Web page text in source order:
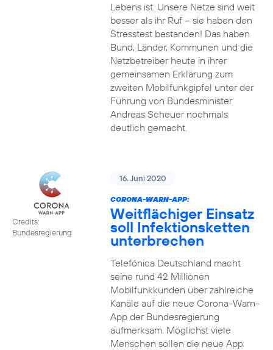
Lebens ist. Unsere Netze sind weit
besser als ihr Ruf – sie haben den
Stresstest bestanden! Das haben
Bund, Länder, Kommunen und die
Netzbetreiber heute in ihrer
gemeinsamen Erklärung zum
zweiten Mobilfunkgipfel unter der
Führung von Bundesminister
Andreas Scheuer nochmals
deutlich gemacht.
Credits:
Bundesregierung
16. Juni 2020
CORONA-WARN-APP:
Weitflächiger Einsatz
soll Infektionsketten
unterbrechen
Telefónica Deutschland macht
seine rund 42 Millionen
Mobilfunkkunden über zahlreiche
Kanäle auf die neue Corona-Warn-
App der Bundesregierung
aufmerksam. Möglichst viele
Menschen sollen die neue App